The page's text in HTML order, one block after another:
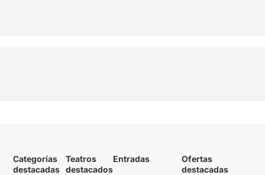
Categorías
destacadas
Teatros
destacados
Entradas
Ofertas
destacadas